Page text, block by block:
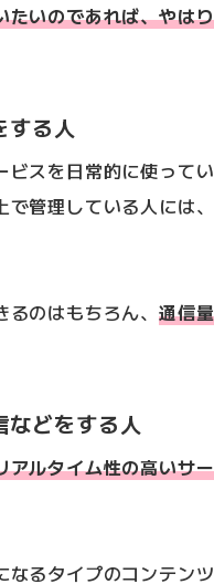
いのであれば、やは
る人
スを日常的に使って
管理している人には
のはもちろん、 通信
どをする人
アルタイム性の高いサ
るタイプのコンテン